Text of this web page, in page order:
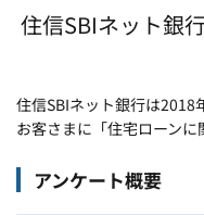
住信SBIネット銀
住信SBIネット銀行は2018
お客さまに「住宅ローンに
アンケート概要